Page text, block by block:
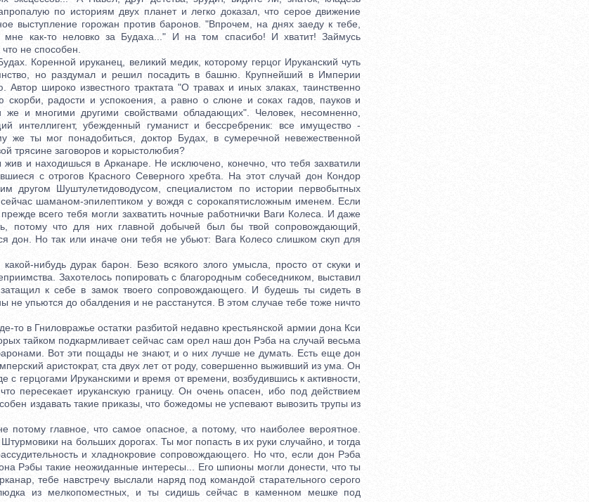
по историям двух планет и легко доказал, что серое движение
выступление горожан против баронов. "Впрочем, на днях заеду к тебе,
мне как-то неловко за Будаха..." И на том спасибо! И хватит! Займусь
не способен.
Коренной ируканец, великий медик, которому герцог Ируканский чуть
но раздумал и решил посадить в башню. Крупнейший в Империи
Автор широко известного трактата "О травах и иных злаках, таинственно
скорби, радости и успокоения, а равно о слюне и соках гадов, пауков и
же и многими другими свойствами обладающих". Человек, несомненно,
интеллигент, убежденный гуманист и бессребреник: все имущество -
же ты мог понадобиться, доктор Будах, в сумеречной невежественной
трясине заговоров и корыстолюбия?
и находишься в Арканаре. Не исключено, конечно, что тебя захватили
с отрогов Красного Северного хребта. На этот случай дон Кондор
другом Шуштулетидоводусом, специалистом по истории первобытных
сейчас шаманом-эпилептиком у вождя с сорокапятисложным именем. Если
всего тебя могли захватить ночные работнички Ваги Колеса. И даже
потому что для них главной добычей был бы твой сопровождающий,
дон. Но так или иначе они тебя не убьют: Вага Колесо слишком скуп для
нибудь дурак барон. Безо всякого злого умысла, просто от скуки и
Захотелось попировать с благородным собеседником, выставил
к себе в замок твоего сопровождающего. И будешь ты сидеть в
не упьются до обалдения и не расстанутся. В этом случае тебе тоже ничто
в Гниловражье остатки разбитой недавно крестьянской армии дона Кси
тайком подкармливает сейчас сам орел наш дон Рэба на случай весьма
Вот эти пощады не знают, и о них лучше не думать. Есть еще дон
аристократ, ста двух лет от роду, совершенно выживший из ума. Он
с герцогами Ируканскими и время от времени, возбудившись к активности,
пересекает ируканскую границу. Он очень опасен, ибо под действием
издавать такие приказы, что божедомы не успевают вывозить трупы из
главное, что самое опасное, а потому, что наиболее вероятное.
на больших дорогах. Ты мог попасть в их руки случайно, и тогда
и хладнокровие сопровождающего. Но что, если дон Рэба
Рэбы такие неожиданные интересы... Его шпионы могли донести, что ты
тебе навстречу выслали наряд под командой старательного серого
из мелкопоместных, и ты сидишь сейчас в каменном мешке под